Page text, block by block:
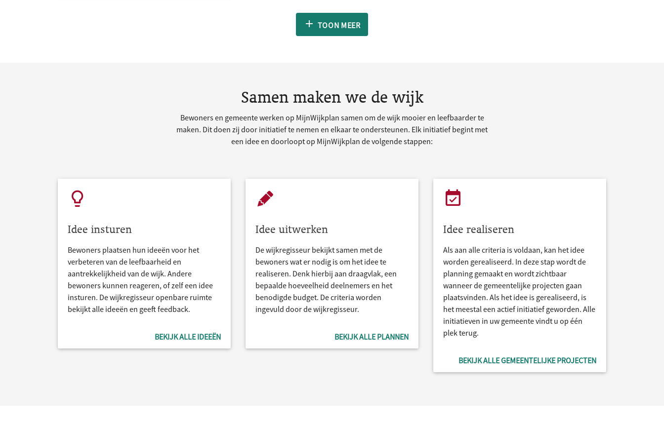
TOON MEER
Samen maken we de wijk
Bewoners en gemeente werken op MijnWijkplan samen om de wijk mooier en leefbaarder te
maken. Dit doen zij door initiatief te nemen en elkaar te ondersteunen. Elk initiatief begint met
een idee en doorloopt op MijnWijkplan de volgende stappen:
Idee insturen
Bewoners plaatsen hun ideeën voor het
verbeteren van de leefbaarheid en
aantrekkelijkheid van de wijk. Andere
bewoners kunnen reageren, of zelf een idee
insturen. De wijkregisseur openbare ruimte
bekijkt alle ideeën en geeft feedback.
BEKIJK ALLE IDEEËN
Idee uitwerken
De wijkregisseur bekijkt samen met de
bewoners wat er nodig is om het idee te
realiseren. Denk hierbij aan draagvlak, een
bepaalde hoeveelheid deelnemers en het
benodigde budget. De criteria worden
ingevuld door de wijkregisseur.
BEKIJK ALLE PLANNEN
Idee realiseren
Als aan alle criteria is voldaan, kan het idee
worden gerealiseerd. In deze stap wordt de
planning gemaakt en wordt zichtbaar
wanneer de gemeentelijke projecten gaan
plaatsvinden. Als het idee is gerealiseerd, is
het meestal een actief initiatief geworden. Alle
initiatieven in uw gemeente vindt u op één
plek terug.
BEKIJK ALLE GEMEENTELIJKE PROJECTEN